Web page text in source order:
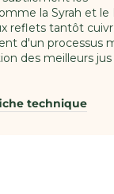
la Syrah et le
reflets tantôt
d'un processus
des meilleurs
technique